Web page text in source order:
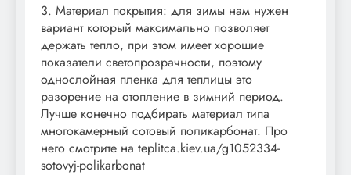
3. Материал покрытия: для зимы нам нужен
вариант который максимально позволяет
держать тепло, при этом имеет хорошие
показатели светопрозрачности, поэтому
однослойная пленка для теплицы это
разорение на отопление в зимний период.
Лучше конечно подбирать материал типа
многокамерный сотовый поликарбонат. Про
него смотрите на teplitca.kiev.ua/g1052334-
sotovyj-polikarbonat